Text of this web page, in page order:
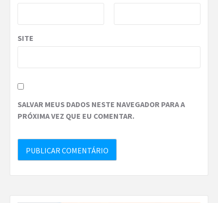
SITE
SALVAR MEUS DADOS NESTE NAVEGADOR PARA A
PRÓXIMA VEZ QUE EU COMENTAR.